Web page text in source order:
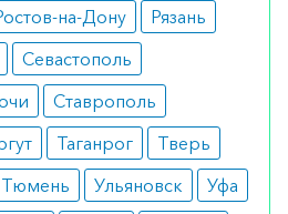
на-Дону
Рязань
Севастополь
Ставрополь
Таганрог
Тверь
Тюмень Ульяновск
Уфа